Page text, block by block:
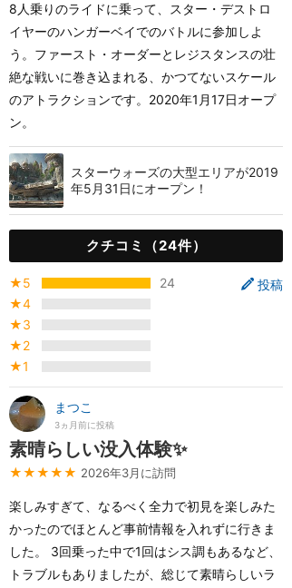
8人乗りのライドに乗って、スター・デストロ
イヤーのハンガーベイでのバトルに参加しよ
う。ファースト・オーダーとレジスタンスの壮
絶な戦いに巻き込まれる、かつてないスケール
のアトラクションです。2020年1月17日オープ
ン。
スターウォーズの大型エリアが2019
年5月31日にオープン！
クチコミ（24件）
投稿
★5
24
★4
★3
★2
★1
まつこ
3ヵ月前に投稿
素晴らしい没入体験✨
★★★★★ 2026年3月に訪問
楽しみすぎて、なるべく全力で初見を楽しみた
かったのでほとんど事前情報を入れずに行きま
した。 3回乗った中で1回はシス調もあるなど、
トラブルもありましたが、総じて素晴らしいラ